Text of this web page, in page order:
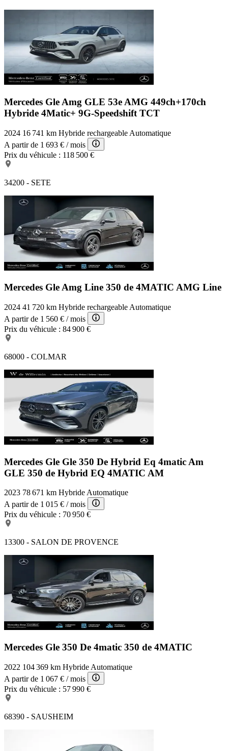
Mercedes Gle Amg GLE 53e AMG 449ch+170ch
Hybride 4Matic+ 9G-Speedshift TCT
2024 16 741 km Hybride rechargeable Automatique
A partir de 1 693 € / mois
Prix du véhicule : 118 500 €
34200 - SETE
Mercedes Gle Amg Line 350 de 4MATIC AMG Line
2024 41 720 km Hybride rechargeable Automatique
A partir de 1 560 € / mois
Prix du véhicule : 84 900 €
68000 - COLMAR
Mercedes Gle Gle 350 De Hybrid Eq 4matic Am
GLE 350 de Hybrid EQ 4MATIC AM
2023 78 671 km HybrideAutomatique
A partir de 1 015 € / mois
Prix du véhicule : 70 950 €
13300 - SALON DE PROVENCE
Mercedes Gle 350 De 4matic 350 de 4MATIC
2022 104 369 km Hybride Automatique
A partir de 1 067 € / mois
Prix du véhicule : 57 990 €
68390 - SAUSHEIM